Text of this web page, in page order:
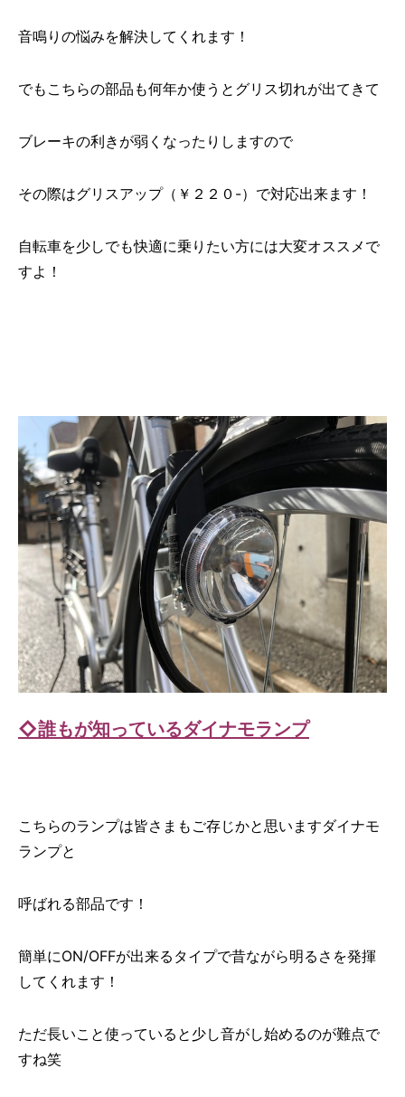
音鳴りの悩みを解決してくれます！
でもこちらの部品も何年か使うとグリス切れが出てきて
ブレーキの利きが弱くなったりしますので
その際はグリスアップ（￥２２０-）で対応出来ます！
自転車を少しでも快適に乗りたい方には大変オススメで
すよ！
◇誰もが知っているダイナモランプ
こちらのランプは皆さまもご存じかと思いますダイナモ
ランプと
呼ばれる部品です！
簡単にON/OFFが出来るタイプで昔ながら明るさを発揮
してくれます！
ただ長いこと使っていると少し音がし始めるのが難点で
すね笑